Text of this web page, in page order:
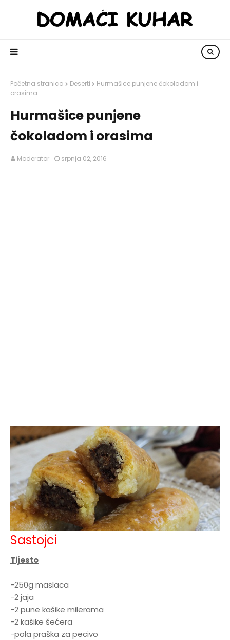
Početna stranica Deserti
Hurmašice punjene čokoladom i
orasima
Hurmašice punjene
čokoladom i orasima
Moderator srpnja 02, 2016
Sastojci
Tijesto
-250g maslaca
-2 jaja
-2 pune kašike milerama
-2 kašike šećera
-pola praška za pecivo